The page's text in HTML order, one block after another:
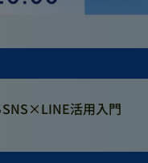
SNS×LINE活用入門